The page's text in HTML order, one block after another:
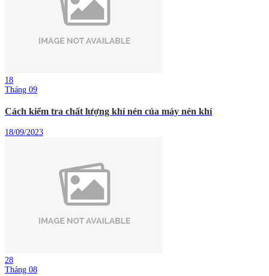
18
Tháng 09
Cách kiểm tra chất lượng khí nén của máy nén khí
18/09/2023
28
Tháng 08